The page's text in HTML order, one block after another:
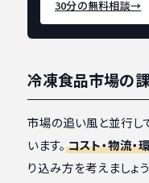
30分の無料相談→
冷凍食品市場の
市場の追い風と並行し
います。 コスト・物流・
り込み方を考えましょう